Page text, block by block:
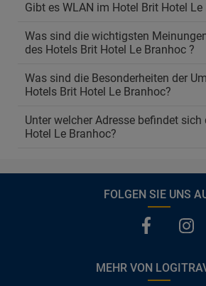
Gibt es WLAN im Hotel Brit Hotel Le
Was sind die wichtigsten
des Hotels Brit Hotel Le Branhoc ?
Was sind die Besonderheiten der
Hotels Brit Hotel Le Branhoc?
Unter welcher Adresse befindet
Hotel Le Branhoc?
FOLGEN SIE UNS
MEHR VON